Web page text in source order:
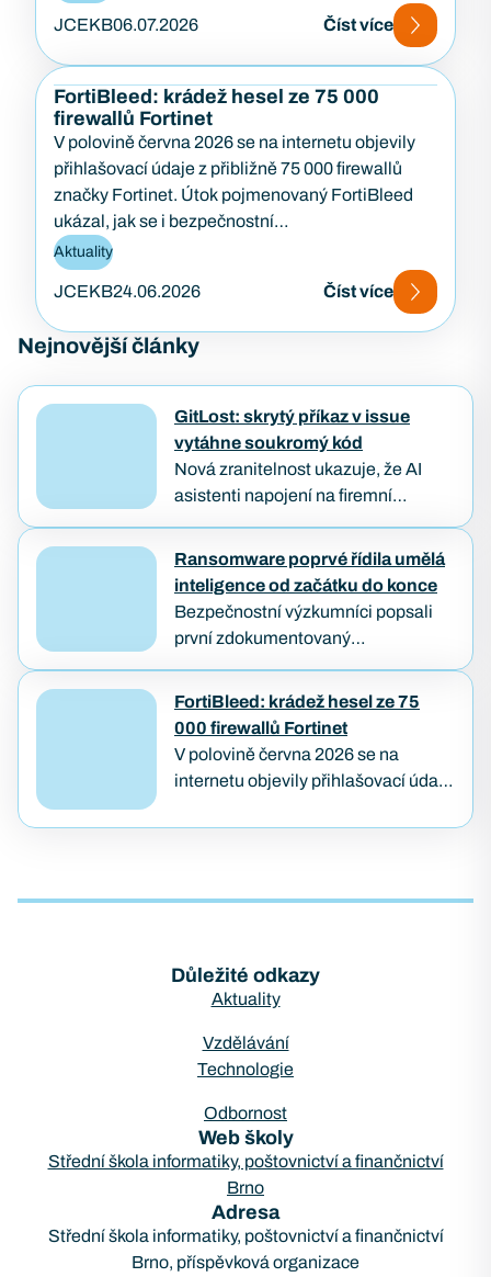
JCEKB06.07.2026 Číst více
FortiBleed: krádež hesel ze 75 000
firewallů Fortinet
V polovině června 2026 se na internetu objevily
přihlašovací údaje z přibližně 75 000 firewallů
značky Fortinet. Útok pojmenovaný FortiBleed
ukázal, jak se i bezpečnostní…
Aktuality
JCEKB24.06.2026 Číst více
Nejnovější články
GitLost: skrytý příkaz v issue
vytáhne soukromý kód
Nová zranitelnost ukazuje, že AI
asistenti napojení na firemní
obyčejným textem. Útočníkovi stačí
založit veřejný požadavek na opravu
a počkat, až…
Ransomware poprvé řídila umělá
inteligence od začátku do konce
Bezpečnostní výzkumníci popsali
první zdokumentovaný
průniku až po zašifrování dat provedl
samostatně AI agent — bez
lidského útočníka u klávesnice.
Případ…
FortiBleed: krádež hesel ze 75
000 firewallů Fortinet
V polovině června 2026 se na
internetu objevily přihlašovací údaje
Fortinet. Útok pojmenovaný
Důležité odkazy
Aktuality
Vzdělávání
Technologie
Odbornost
Web školy
Střední škola informatiky, poštovnictví a finančnictví
Brno
Adresa
Střední škola informatiky, poštovnictví a finančnictví
Brno, příspěvková organizace